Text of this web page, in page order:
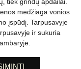
medžiaga vonios
įspūdį. Tarpusavyje
ir sukuria